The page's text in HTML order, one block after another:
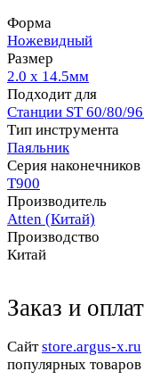
Форма
Ножевидный
Размер
2.0 х 14.5мм
Подходит для
Станции ST 60/80/
Тип инструмента
Паяльник
Серия наконечников
T900
Производитель
Atten (Китай)
Производство
Китай
Заказ и
Cайтstore.argus-x.ru
популярных товаров